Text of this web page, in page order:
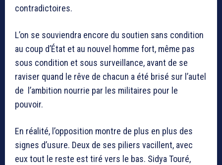
contradictoires.
L’on se souviendra encore du soutien sans condition
au coup d’État et au nouvel homme fort, même pas
sous condition et sous surveillance, avant de se
raviser quand le rêve de chacun a été brisé sur l’autel
de l’ambition nourrie par les militaires pour le
pouvoir.
En réalité, l’opposition montre de plus en plus des
signes d’usure. Deux de ses piliers vacillent, avec
eux tout le reste est tiré vers le bas. Sidya Touré,